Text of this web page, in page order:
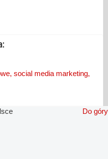
social media marketing,
Do góry